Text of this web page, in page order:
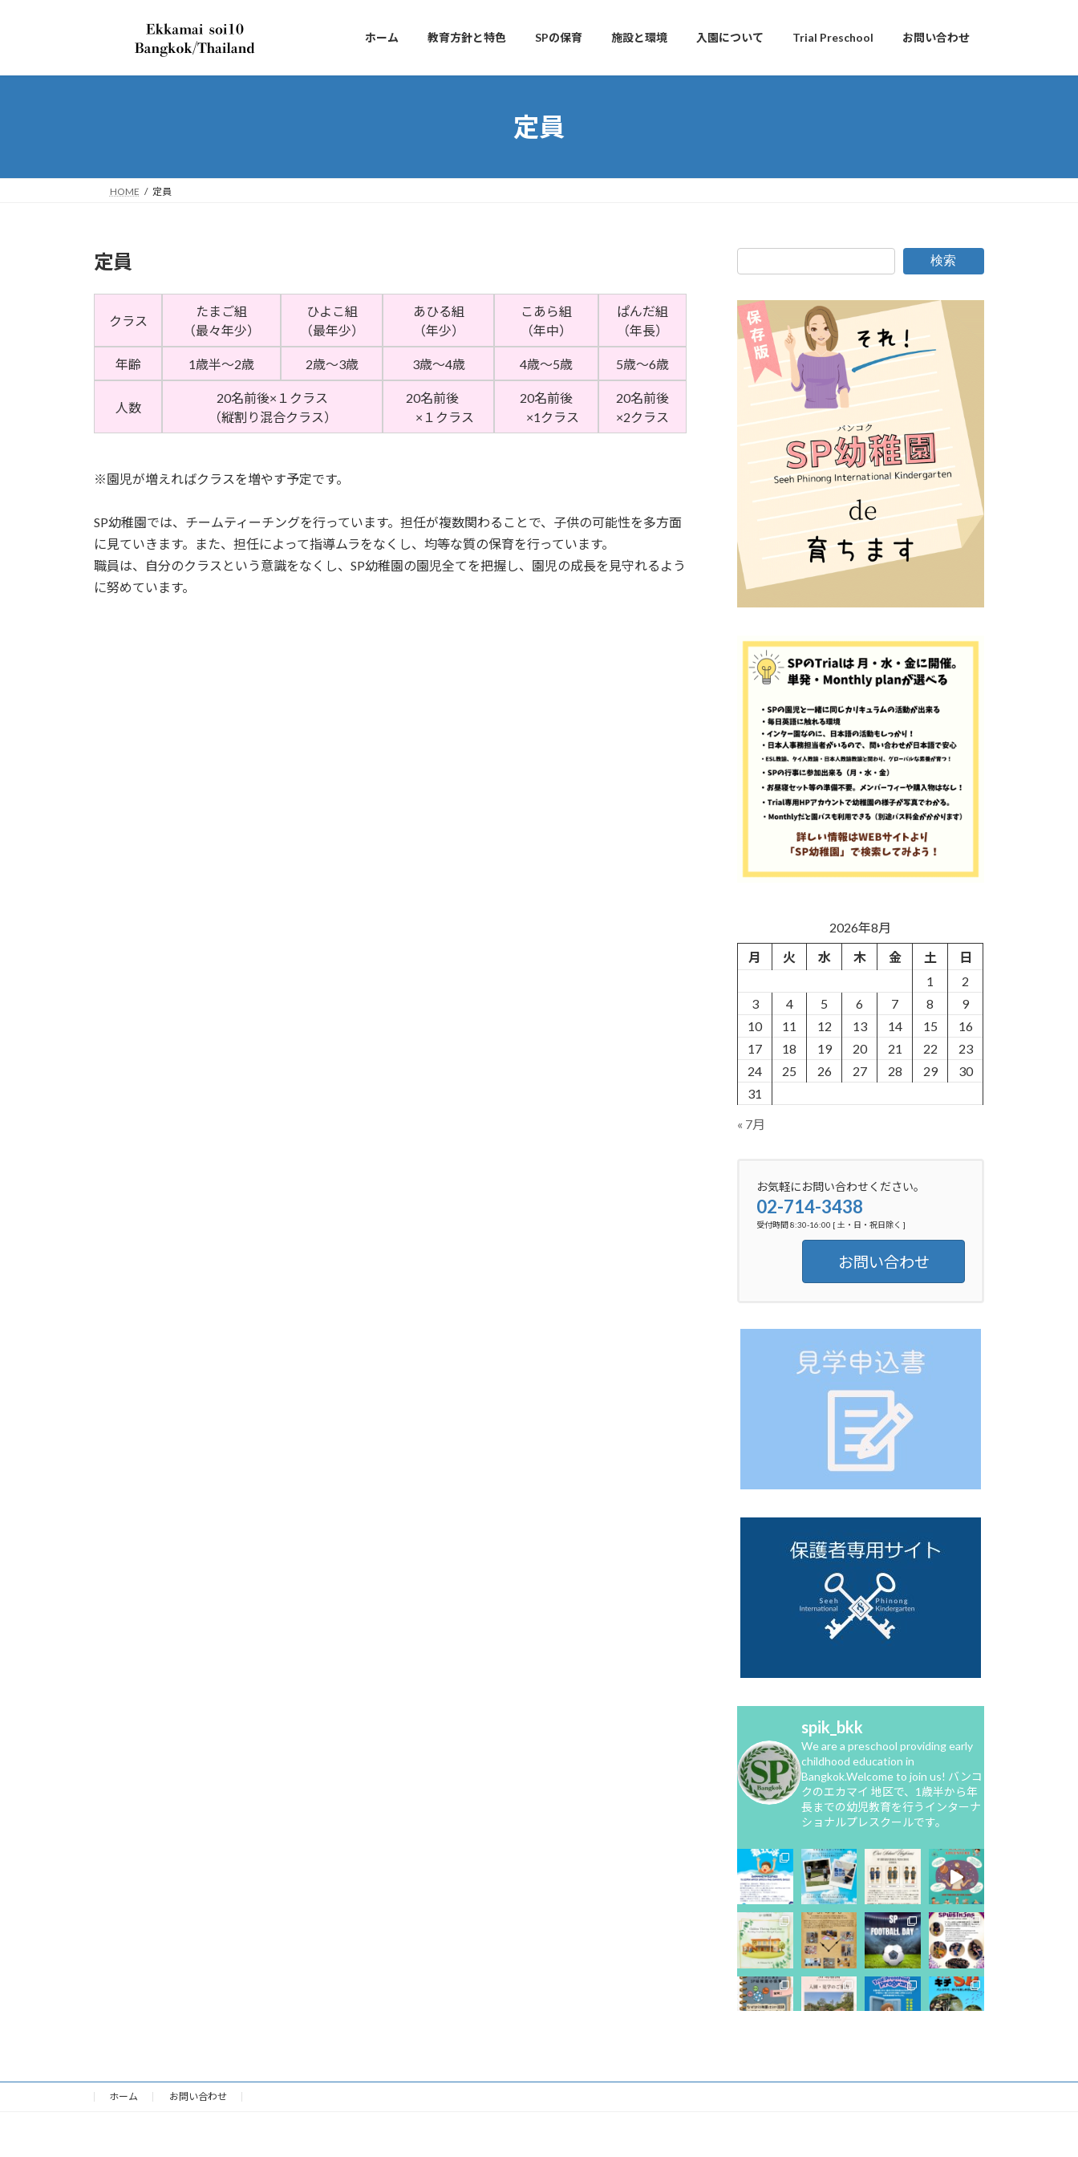
プ
動
ホーム 教育方針と特色 SPの保育 施設と環境 入園について Trial Preschool お問い合わせ
定員
HOME 定員
定員
クラス
たまご組
（最々年少）
ひよこ組
（最年少）
あひる組
（年少）
こあら組
（年中）
ぱんだ組
（年長）
年齢 1歳半～2歳 2歳～3歳 3歳～4歳 4歳～5歳 5歳～6歳
人数
20名前後×１クラス
（縦割り混合クラス）
20名前後
×１クラス
20名前後
×1クラス
20名前後
×2クラス
※園児が増えればクラスを増やす予定です。
SP幼稚園では、チームティーチングを行っています。担任が複数関わることで、子供の可能性を多方面
に見ていきます。また、担任によって指導ムラをなくし、均等な質の保育を行っています。
職員は、自分のクラスという意識をなくし、SP幼稚園の園児全てを把握し、園児の成長を見守れるよう
に努めています。
検索
2026年8月
月
火 水 木 金 土
日
1
2
3
4 5 6 7 8
9
10
11 12 13 14 15
16
17
18 19 20 21 22
23
24
25 26 27 28 29
30
31
« 7月
お気軽にお問い合わせください。
02-714-3438
受付時間 8:30-16:00 [ 土・日・祝日除く ]
お問い合わせ
spik_bkk
We are a preschool providing early
childhood education in
Bangkok.Welcome to join us! バンコ
クのエカマイ 地区で、1歳半から年
長までの幼児教育を行うインターナ
ショナルプレスクールです。
ホーム お問い合わせ